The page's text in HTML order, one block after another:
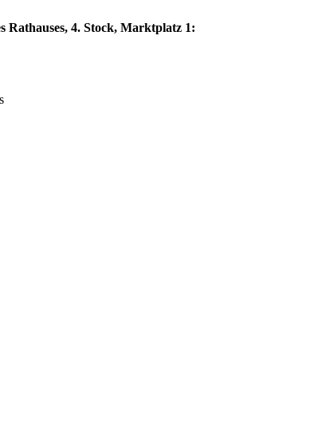
Rathauses, 4. Stock, Marktplatz 1: